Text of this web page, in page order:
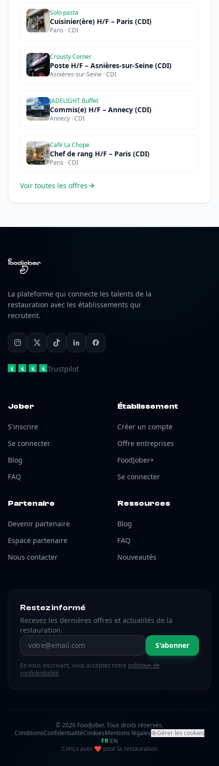
Solo pasta
Cuisinier(ère) H/F – Paris (CDI)
Paris · CDI
Crousty Corner
Poste H/F – Asnières-sur-Seine (CDI)
Asnières-sur-Seine · CDI
JADELIGHT Buffet
Commis(e) H/F – Annecy (CDI)
Annecy · CDI
Café La Chope
Chef de rang H/F – Paris (CDI)
Paris · CDI
Voir toutes les offres
La plateforme qui connecte les talents de la
restauration avec les établissements qui
recrutent.
Trustpilot
Jober
S'inscrire
Se connecter
Blog
FAQ
Établissement
Créer un compte
Offre entreprises
FoodJober+
Se connecter
Partenaire
Devenir partenaire
Espace partenaire
Nous contacter
Ressources
Blog
FAQ
Nouveautés
Restez informé
Recevez les dernières offres et actualités de la
restauration.
Adresse email S'abonner
En vous inscrivant, vous acceptez notre politique de
confidentialité.
© 2026 Foodjober. Tous droits réservés.
ConditionsConfidentialitéCookiesMentions légales
Gérer les cookies
FR·EN
Conçu avec ❤ amour
pour la restauration